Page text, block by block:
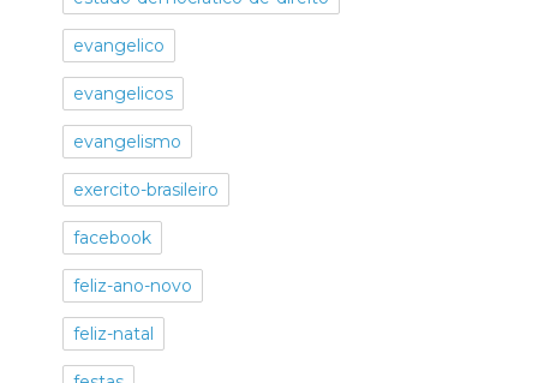
evangelico
evangelicos
evangelismo
exercito-brasileiro
facebook
feliz-ano-novo
feliz-natal